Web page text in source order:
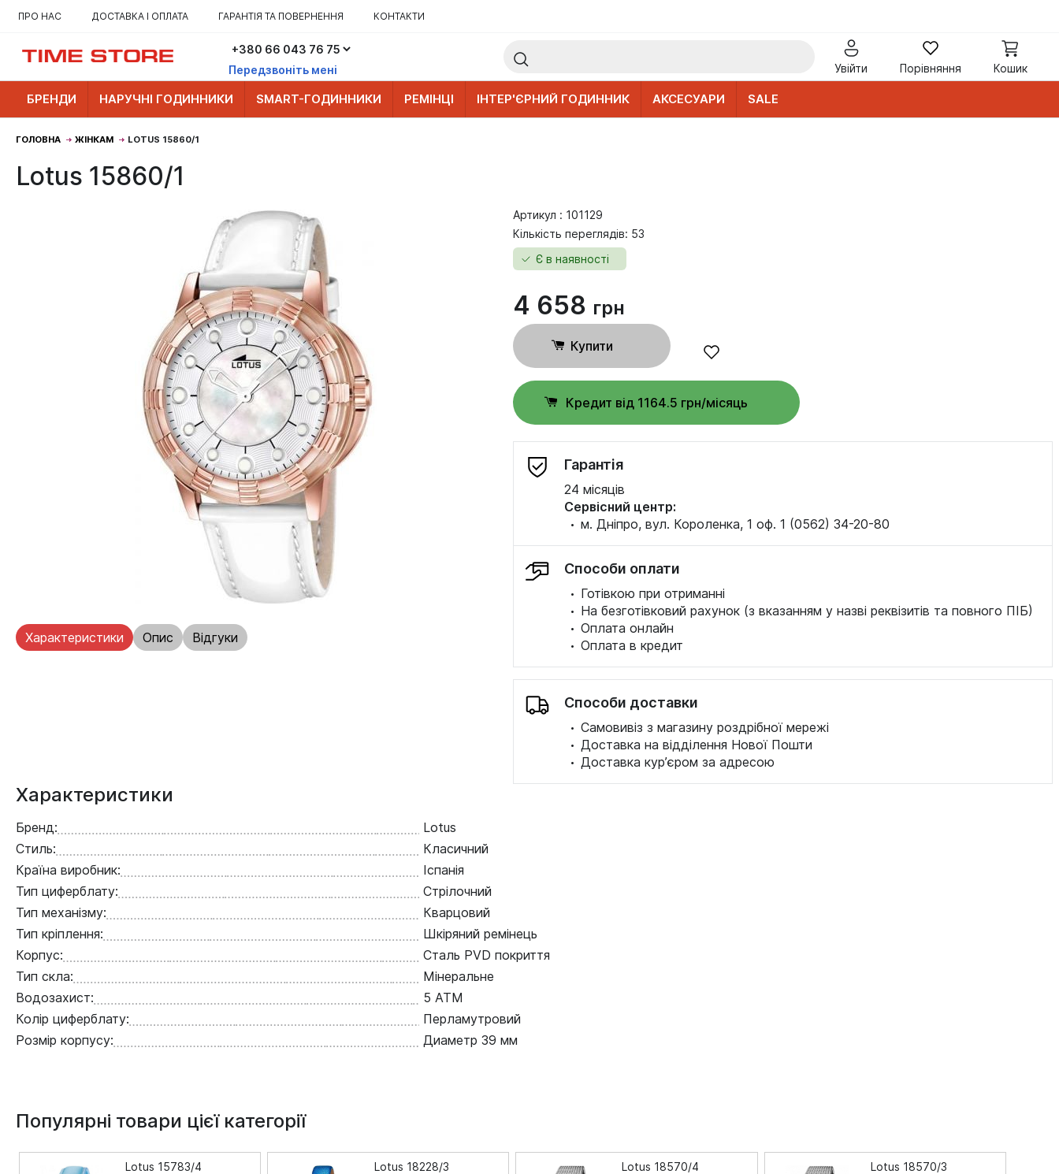
ПРО НАС ДОСТАВКА І ОПЛАТА ГАРАНТІЯ ТА ПОВЕРНЕННЯ КОНТАКТИ
Передзвоніть мені Увійти Порівняння Кошик
БРЕНДИ НАРУЧНІ ГОДИННИКИ SMART-ГОДИННИКИ РЕМІНЦІ ІНТЕР'ЄРНИЙ ГОДИННИК АКСЕСУАРИ SALE
ГОЛОВНА ЖІНКАМ LOTUS 15860/1
Lotus 15860/1
Характеристики Опис Відгуки
Артикул : 101129
Кількість переглядів: 53
Є в наявності
4 658 грн
Купити
Кредит від 1164.5 грн/місяць
Гарантія
24 місяців
Сервісний центр:
·м. Дніпро, вул. Короленка, 1 оф. 1 (0562) 34-20-80
Способи оплати
· Готівкою при отриманні
· На безготівковий рахунок (з вказанням у назві реквізитів та повного ПІБ)
·Оплата онлайн
·Оплата в кредит
Способи доставки
·Самовивіз з магазину роздрібної мережі
·Доставка на відділення Нової Пошти
·Доставка кур’єром за адресою
Характеристики
Бренд:
Lotus
Стиль:
Класичний
Країна виробник:
Іспанія
Тип циферблату:
Стрілочний
Тип механізму:
Кварцовий
Тип кріплення:
Шкіряний ремінець
Корпус:
Сталь PVD покриття
Тип скла:
Мінеральне
Водозахист:
5 ATM
Колір циферблату:
Перламутровий
Розмір корпусу:
Диаметр 39 мм
Популярні товари цієї категорії
Lotus 15783/4 Lotus 18228/3 Lotus 18570/4 Lotus 18570/3